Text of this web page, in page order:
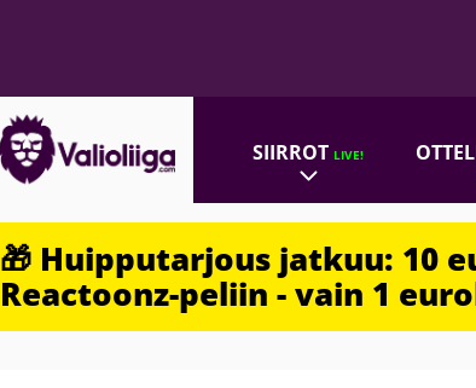
SIIRROTLIVE!
🎁 Huipputarjous jatkuu: 10
Reactoonz-peliin - vain 1